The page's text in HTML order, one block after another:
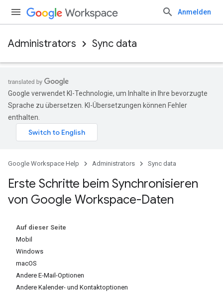
Anmelden
Administrators Sync data
Google verwendet KI-Technologie, um Inhalte in Ihre bevorzugte
Sprache zu übersetzen. KI-Übersetzungen können Fehler
enthalten.
Google Workspace Help Administrators Sync data
Erste Schritte beim Synchronisieren
von Google Workspace-Daten
Auf dieser Seite
Mobil
Windows
macOS
Andere E‑Mail-Optionen
Andere Kalender- und Kontaktoptionen